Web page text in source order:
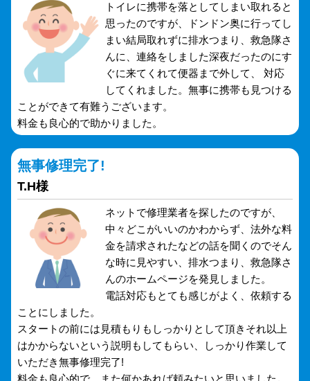
トイレに携帯を落としてしまい取れると
思ったのですが、ドンドン奥に行ってし
まい結局取れずに排水つまり、救急隊さ
んに、連絡をしました深夜だったのにす
ぐに来てくれて便器まで外して、 対応
してくれました。無事に携帯も見つける
ことができて有難うございます。
料金も良心的で助かりました。
無事修理完了!
T.H様
ネットで修理業者を探したのですが、
中々どこがいいのかわからず、法外な料
金を請求されたなどの話を聞くのでそん
な時に見やすい、排水つまり、救急隊さ
んのホームページを発見しました。
電話対応もとても感じがよく、依頼する
ことにしました。
スタートの前には見積もりもしっかりとして頂きそれ以上
はかからないという説明もしてもらい、しっかり作業して
いただき無事修理完了!